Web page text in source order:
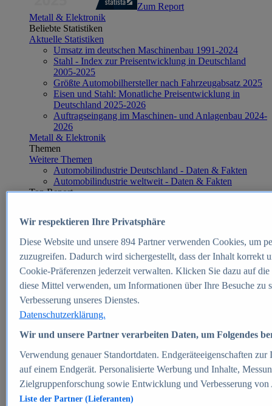
Zum Report
Metall & Elektronik
Beliebte Statistiken
Aktuelle Statistiken
Umsatz im deutschen Maschinenbau 1991-2024
Stahl - Index zur Preisentwicklung in Deutschland
2005-2025
Größte Automobilhersteller nach Fahrzeugabsatz 2025
Eisen und Stahl: Monatliche Preisentwicklung in
Deutschland 2025-2026
Auftragseingang im Maschinen- und Anlagenbau 2024-
2026
Metall & Elektronik
Themen
Weitere Themen
Automobilindustrie Deutschland - Daten & Fakten
Automobilindustrie weltweit - Daten & Fakten
Top Report
Zum Report
E-commerce
Beliebte Statistiken
Aktuelle Statistiken
E-Commerce - Entwicklung des Umsatzes in
Deutschland 1999-2025
Umsatz von Amazon in Deutschland und weltweit
2010-2025
B2C-E-Commerce: Top-50 Online Shops in
Deutschland 2024
Marktanteile von Online-Zahlungsverfahren in
Deutschland 2024
Umsatzstarke Warengruppen im Online-Handel in
Deutschland 2023-2025
Wir respektieren Ihre Privatsphäre
Diese Website und unsere 894Partner verwenden Cookies, um
zuzugreifen. Dadurch wird sichergestellt, dass der Inhalt korrekt
Cookie-Präferenzen jederzeit verwalten. Klicken Sie dazu auf
diese Mittel verwenden, um Informationen über Ihre Besuche
Verbesserung unseres Dienstes.
Datenschutzerklärung.
Wir und unsere Partner verarbeiten Daten, um Folgendes
Verwendung genauer Standortdaten. Endgeräteeigenschaften
auf einem Endgerät. Personalisierte Werbung und Inhalte,
Zielgruppenforschung sowie Entwicklung und Verbesserung von
Liste der Partner (Lieferanten)